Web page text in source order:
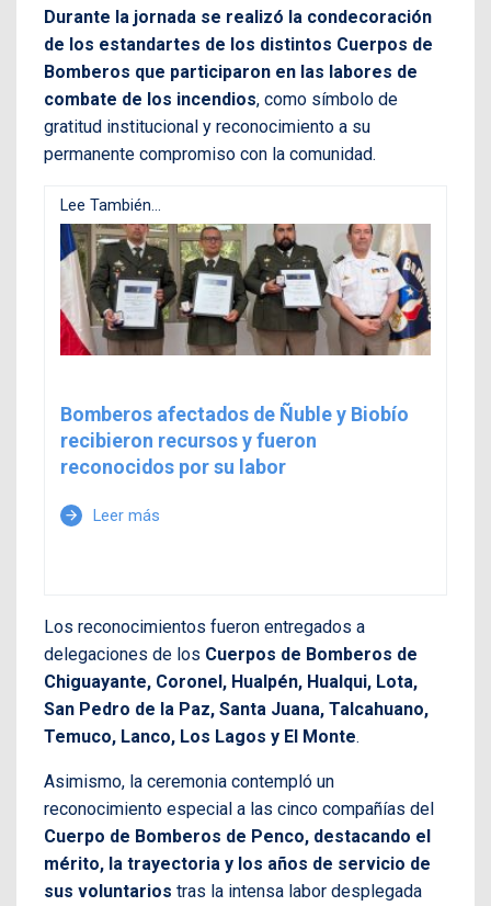
Durante la jornada se realizó la condecoración
de los estandartes de los distintos Cuerpos de
Bomberos que participaron en las labores de
combate de los incendios, como símbolo de
gratitud institucional y reconocimiento a su
permanente compromiso con la comunidad.
Lee También...
Bomberos afectados de Ñuble y Biobío
recibieron recursos y fueron
reconocidos por su labor
arrow_forward Leer más
Los reconocimientos fueron entregados a
delegaciones de los Cuerpos de Bomberos de
Chiguayante, Coronel, Hualpén, Hualqui, Lota,
San Pedro de la Paz, Santa Juana, Talcahuano,
Temuco, Lanco, Los Lagos y El Monte.
Asimismo, la ceremonia contempló un
reconocimiento especial a las cinco compañías del
Cuerpo de Bomberos de Penco, destacando el
mérito, la trayectoria y los años de servicio de
sus voluntarios tras la intensa labor desplegada